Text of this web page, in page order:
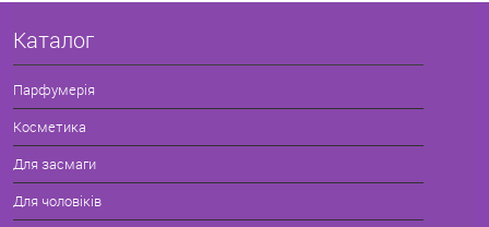
Каталог
Парфумерія
Косметика
Для засмаги
Для чоловіків